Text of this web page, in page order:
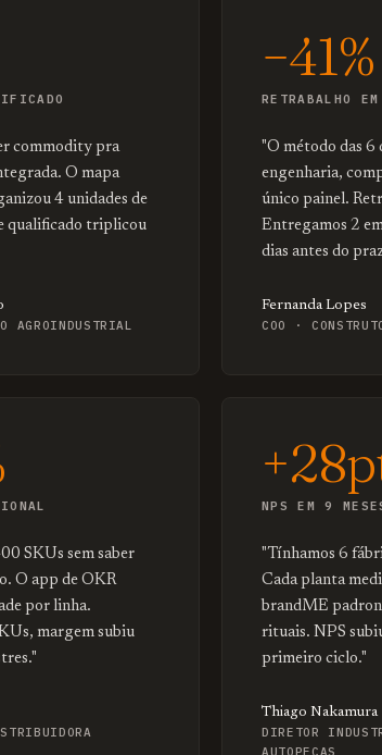
commodity pra
O mapa
4 unidades de
qualificado triplicou
AGROINDUSTRIAL
−41%
RETRABALHO
"O método das 6
engenharia,
único painel.
Entregamos 2
dias antes do
Fernanda Lopes
COO ·
SKUs sem saber
O app de OKR
por linha.
margem subiu
NPS EM 9
"Tínhamos 6
Cada planta
brandME
rituais. NPS
primeiro ciclo."
Thiago Nakamura
DIRETOR
AUTOPEÇAS